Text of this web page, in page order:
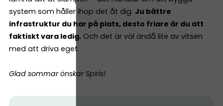
system som håller ihop det åt dig. Ju bättre
infrastruktur du har på plats, desto friare är du att
faktiskt vara ledig. Och det är väl ändå lite av vitsen
med att driva eget.
Glad sommar önskar Spiris!